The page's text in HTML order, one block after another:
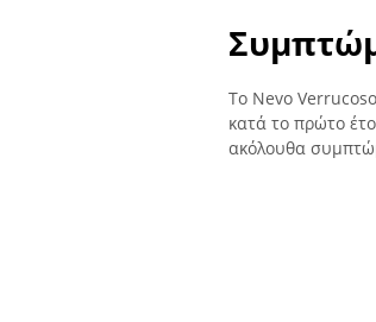
Το Nevo
κατά το πρώτο
ακόλουθα